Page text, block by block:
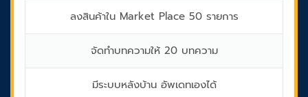
ลงสินค้าใน Market Place 50 รายการ
จัดทำบทความให้ 20 บทความ
มีระบบหลังบ้าน อัพเดทเองได้